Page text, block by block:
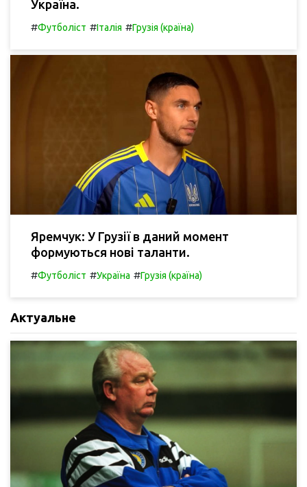
Україна.
#Футболіст #Італія #Грузія (країна)
Яремчук: У Грузії в даний момент
формуються нові таланти.
#Футболіст #Україна #Грузія (країна)
Актуальне